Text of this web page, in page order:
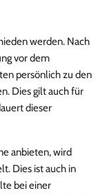
werden. Nach
vor dem
persönlich zu den
Dies gilt auch für
dieser
anbieten, wird
Dies ist auch in
bei einer